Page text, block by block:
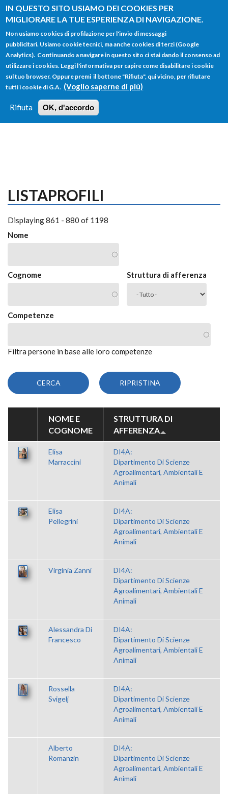
IN QUESTO SITO USIAMO DEI COOKIES PER
MIGLIORARE LA TUE ESPERIENZA DI NAVIGAZIONE.
Non usiamo cookies di profilazione per l'invio di messaggi
pubblicitari. Usiamo cookie tecnici, ma anche cookies di terzi (Google
Analytics). Continuando a navigare in questo sito ci stai dando il consenso ad
utilizzare i cookies. Leggi l'informativa per capire come disabilitare i cookie
sul tuo browser. Oppure premi il bottone "Rifiuta", qui vicino, per rifiutare
tutti i cookie di G.A. (Voglio saperne di più)
Rifiuta OK, d'accordo
Salta al contenuto principale
FORM
DI
RICERCA
Main menu
HOME TUTTI I PROFILI
LOGIN
LISTAPROFILI
Displaying 861 - 880 of 1198
Nome
Cognome Struttura di afferenza
Competenze
Filtra persone in base alle loro competenze
NOME E
COGNOME
STRUTTURA DI
AFFERENZA
Elisa
Marraccini
DI4A:
Dipartimento Di Scienze
Agroalimentari, Ambientali E
Animali
Elisa
Pellegrini
DI4A:
Dipartimento Di Scienze
Agroalimentari, Ambientali E
Animali
Virginia Zanni
DI4A:
Dipartimento Di Scienze
Agroalimentari, Ambientali E
Animali
Alessandra Di
Francesco
DI4A:
Dipartimento Di Scienze
Agroalimentari, Ambientali E
Animali
Rossella
Svigelj
DI4A:
Dipartimento Di Scienze
Agroalimentari, Ambientali E
Animali
Alberto
Romanzin
DI4A:
Dipartimento Di Scienze
Agroalimentari, Ambientali E
Animali